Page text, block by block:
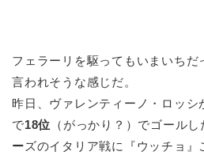
フェラーリを駆ってもいまいち
言われそうな感じだ。
昨日、ヴァレンティーノ・ロッシ
で18位 （がっかり？）でゴールし
ーズのイタリア戦に『ウッチョ